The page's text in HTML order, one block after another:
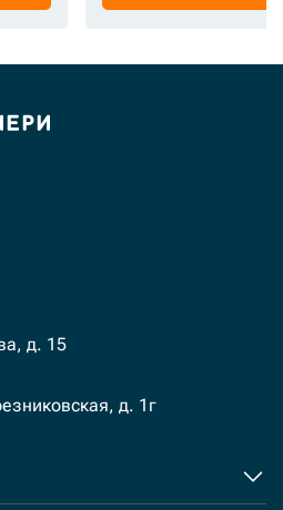
д. 15
д. 1г